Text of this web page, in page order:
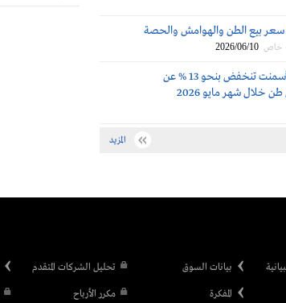
بيع الطن والهوامش والحصة
- خاص 2026/06/10
المبيعات الإجمالية لشركات الأسمنت تنخفض بنحو 13 % عن
المزيد
بيانات السوق
المفكرة
تحليل الشركات المتقدم
مكرر الأرباح